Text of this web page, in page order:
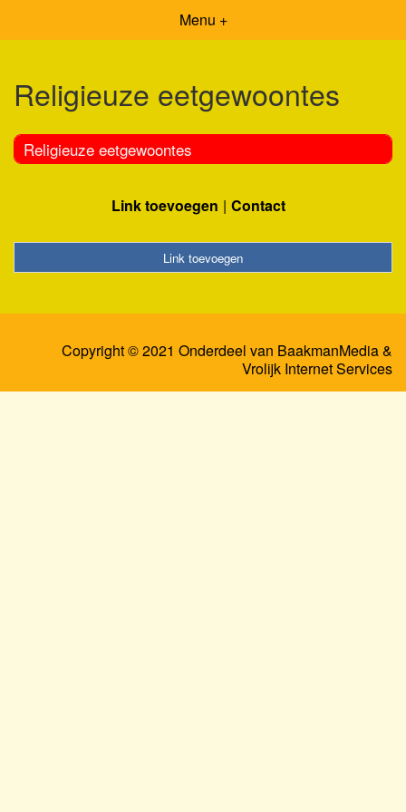
Menu +
Religieuze eetgewoontes
Religieuze eetgewoontes
Link toevoegen Contact
Link toevoegen
Copyright © 2021 Onderdeel van BaakmanMedia&
Vrolijk Internet Services